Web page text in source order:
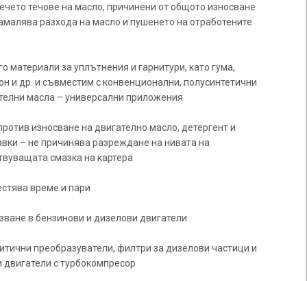
течове на масло, причинени от общото износване
разхода на масло и пушенето на отработените
материали за уплътнения и гарнитури, като гума,
и др. и съвместим с конвенционални, полусинтетични
масла – универсални приложения
износване на двигателно масло, детергент и
– не причинява разреждане на нивата на
смазка на картера
време и пари
в бензинови и дизелови двигатели
преобразуватели, филтри за дизелови частици и
с турбокомпресор